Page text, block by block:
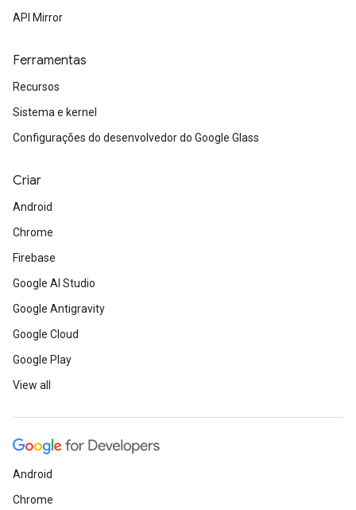
API Mirror
Ferramentas
Recursos
Sistema e kernel
Configurações do desenvolvedor do Google Glass
Criar
Android
Chrome
Firebase
Google AI Studio
Google Antigravity
Google Cloud
Google Play
View all
Android
Chrome